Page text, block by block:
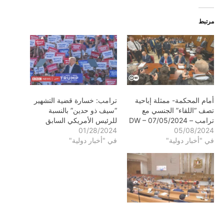
مرتبط
أمام المحكمة- ممثلة إباحية
تصف “اللقاء” الجنسي مع
ترامب – DW – 07/05/2024
05/08/2024
في "أخبار دولية"
ترامب: خسارة قضية التشهير
“سيف ذو حدين” بالنسبة
للرئيس الأمريكي السابق
01/28/2024
في "أخبار دولية"